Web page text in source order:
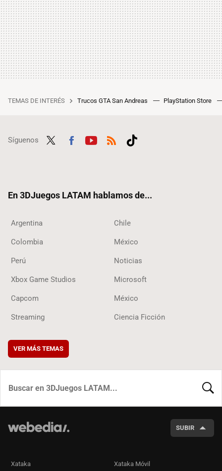
TEMAS DE INTERÉS Trucos GTA San Andreas PlayStation Store
Síguenos
En 3DJuegos LATAM hablamos de...
Argentina Chile
Colombia México
Perú Noticias
Xbox Game Studios Microsoft
Capcom México
Streaming Ciencia Ficción
VER MÁS TEMAS
SUBIR
Xataka Xataka Móvil